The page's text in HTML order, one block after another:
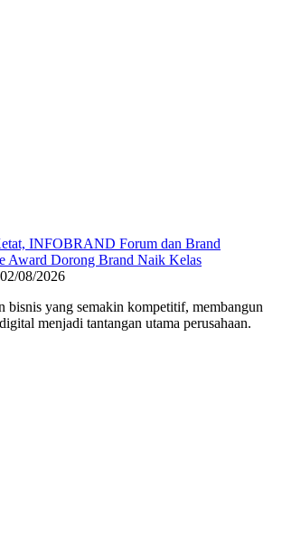
INFOBRAND Forum dan Brand
Award Dorong Brand Naik Kelas
02/08/2026
bisnis yang semakin kompetitif, membangun
menjadi tantangan utama perusahaan.